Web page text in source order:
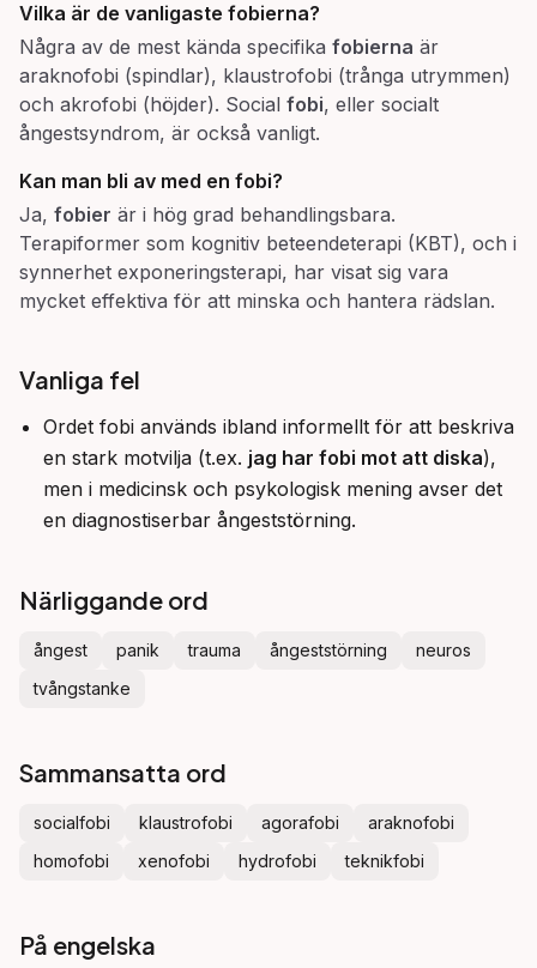
Vilka är de vanligaste fobierna?
Några av de mest kända specifika fobierna är
araknofobi (spindlar), klaustrofobi (trånga utrymmen)
och akrofobi (höjder). Social fobi, eller socialt
ångestsyndrom, är också vanligt.
Kan man bli av med en fobi?
Ja, fobier är i hög grad behandlingsbara.
Terapiformer som kognitiv beteendeterapi (KBT), och i
synnerhet exponeringsterapi, har visat sig vara
mycket effektiva för att minska och hantera rädslan.
Vanliga fel
Ordet fobi används ibland informellt för att beskriva
en stark motvilja (t.ex. jag har fobi mot att diska),
men i medicinsk och psykologisk mening avser det
en diagnostiserbar ångeststörning.
Närliggande ord
ångest panik trauma ångeststörning
neuros
tvångstanke
Sammansatta ord
socialfobi klaustrofobi agorafobi
araknofobi
homofobi
xenofobi hydrofobi teknikfobi
På engelska